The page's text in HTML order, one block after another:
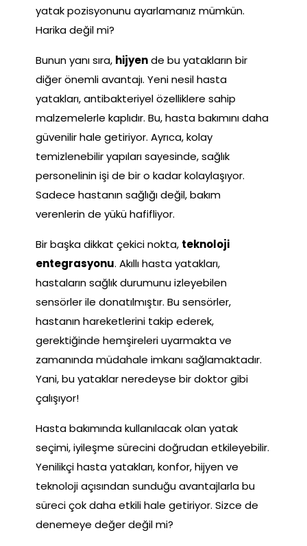
yatak pozisyonunu ayarlamanız mümkün.
Harika değil mi?
Bunun yanı sıra, hijyende bu yatakların bir
diğer önemli avantajı. Yeni nesil hasta
yatakları, antibakteriyel özelliklere sahip
malzemelerle kaplıdır. Bu, hasta bakımını daha
güvenilir hale getiriyor. Ayrıca, kolay
temizlenebilir yapıları sayesinde, sağlık
personelinin işi de bir o kadar kolaylaşıyor.
Sadece hastanın sağlığı değil, bakım
verenlerin de yükü hafifliyor.
Bir başka dikkat çekici nokta, teknoloji
entegrasyonu. Akıllı hasta yatakları,
hastaların sağlık durumunu izleyebilen
sensörler ile donatılmıştır. Bu sensörler,
hastanın hareketlerini takip ederek,
gerektiğinde hemşireleri uyarmakta ve
zamanında müdahale imkanı sağlamaktadır.
Yani, bu yataklar neredeyse bir doktor gibi
çalışıyor!
Hasta bakımında kullanılacak olan yatak
seçimi, iyileşme sürecini doğrudan etkileyebilir.
Yenilikçi hasta yatakları, konfor, hijyen ve
teknoloji açısından sunduğu avantajlarla bu
süreci çok daha etkili hale getiriyor. Sizce de
denemeye değer değil mi?